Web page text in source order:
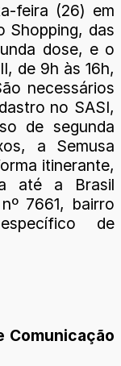
feira (26) em
Shopping, das
dose, e o
de 9h às 16h,
necessários
no SASI,
de segunda
a Semusa
itinerante,
até a Brasil
7661, bairro
de
Comunicação